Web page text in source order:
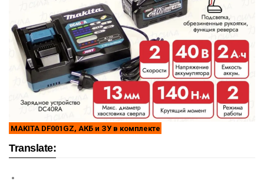
MAKITA DF001GZ, АКБ и ЗУ в комплекте
Translate: